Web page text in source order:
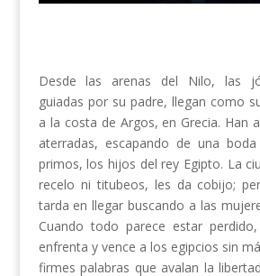
Desde las arenas del Nilo, las
guiadas por su padre, llegan como
a la costa de Argos, en Grecia. Han
aterradas, escapando de una
primos, los hijos del rey Egipto. La
recelo ni titubeos, les da cobijo;
tarda en llegar buscando a las
Cuando todo parece estar
enfrenta y vence a los egipcios sin
firmes palabras que avalan la